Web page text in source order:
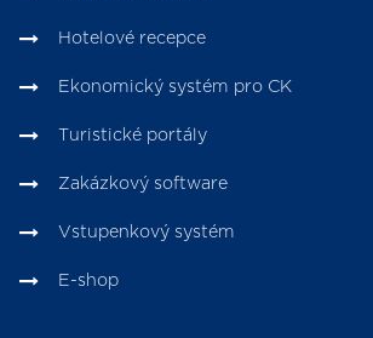
Hotelové recepce
Ekonomický systém pro CK
Turistické portály
Zakázkový software
Vstupenkový systém
E-shop